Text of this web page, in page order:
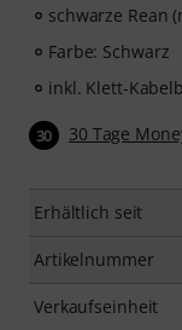
schwarze Rean
Farbe: Schwarz
inkl. Klett-
30 30 Tage
Erhältlich seit
Artikelnummer
Verkaufseinheit